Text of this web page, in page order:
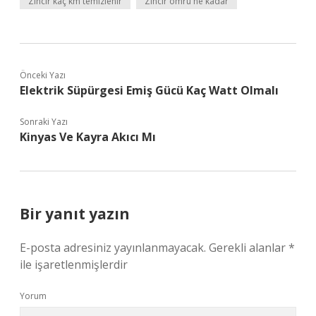
Önceki Yazı
Elektrik Süpürgesi Emiş Gücü Kaç Watt Olmalı
Sonraki Yazı
Kinyas Ve Kayra Akıcı Mı
Bir yanıt yazın
E-posta adresiniz yayınlanmayacak. Gerekli alanlar*
ile işaretlenmişlerdir
Yorum